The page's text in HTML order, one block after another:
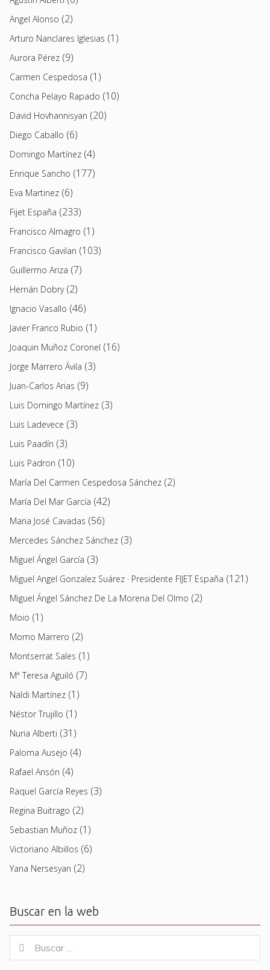
Angel Alonso (2)
Arturo Nanclares Iglesias (1)
Aurora Pérez (9)
Carmen Cespedosa (1)
Concha Pelayo Rapado (10)
David Hovhannisyan (20)
Diego Caballo (6)
Domingo Martínez (4)
Enrique Sancho (177)
Eva Martinez (6)
Fijet España (233)
Francisco Almagro (1)
Francisco Gavilan (103)
Guillermo Ariza (7)
Hernán Dobry(2)
Ignacio Vasallo (46)
Javier Franco Rubio (1)
Joaquin Muñoz Coronel (16)
Jorge Marrero Ávila (3)
Juan-Carlos Arias (9)
Luis Domingo Martínez (3)
Luis Ladevece (3)
Luis Paadín (3)
Luis Padron (10)
María Del Carmen Cespedosa Sánchez (2)
María Del Mar García (42)
Maria José Cavadas (56)
Mercedes Sánchez Sánchez (3)
Miguel Ángel García (3)
Miguel Angel Gonzalez Suárez · Presidente FIJET España (121)
Miguel Ángel Sánchez De La Morena Del Olmo (2)
Moio (1)
Momo Marrero (2)
Montserrat Sales (1)
Mª Teresa Aguiló (7)
Naldi Martínez (1)
Néstor Trujillo (1)
Nuria Alberti (31)
Paloma Ausejo (4)
Rafael Ansón (4)
Raquel García Reyes (3)
Regina Buitrago (2)
Sebastian Muñoz (1)
Victoriano Albillos (6)
Yana Nersesyan (2)
Buscar en la web
for:
Buscar